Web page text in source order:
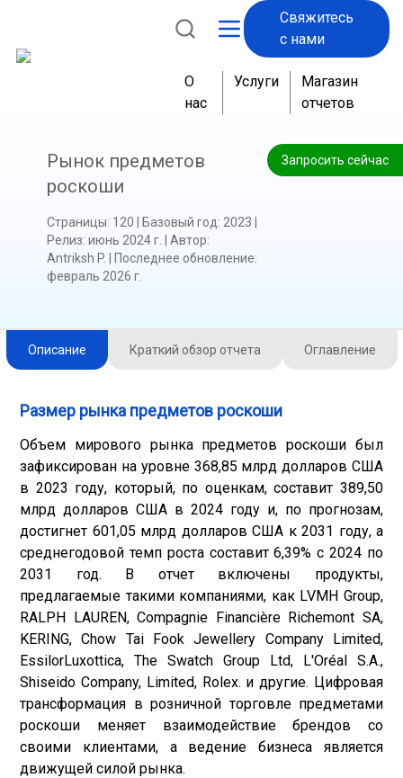
Свяжитесь
с нами
О
нас
Услуги
Магазин
отчетов
Запросить сейчас
Рынок предметов
роскоши
Страницы: 120 Базовый год: 2023
Релиз: июнь 2024 г. Автор:
Antriksh P.
Последнее обновление:
февраль 2026 г.
Описание Краткий обзор отчета Оглавление
Размер рынка предметов роскоши
Объем мирового рынка предметов роскоши был
зафиксирован на уровне 368,85 млрд долларов США
в 2023 году, который, по оценкам, составит 389,50
млрд долларов США в 2024 году и, по прогнозам,
достигнет 601,05 млрд долларов США к 2031 году, а
среднегодовой темп роста составит 6,39% с 2024 по
2031 год. В отчет включены продукты,
предлагаемые такими компаниями, как LVMH Group,
RALPH LAUREN, Compagnie Financière Richemont SA,
KERING, Chow Tai Fook Jewellery Company Limited,
EssilorLuxottica, The Swatch Group Ltd, L'Oréal S.A.,
Shiseido Company, Limited, Rolex. и другие. Цифровая
трансформация в розничной торговле предметами
роскоши меняет взаимодействие брендов со
своими клиентами, а ведение бизнеса является
движущей силой рынка.